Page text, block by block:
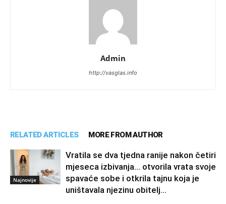
Admin
http://vasglas.info
RELATED ARTICLES MORE FROM AUTHOR
Najnovije
Vratila se dva tjedna ranije nakon četiri
mjeseca izbivanja… otvorila vrata svoje
spavaće sobe i otkrila tajnu koja je
uništavala njezinu obitelj…